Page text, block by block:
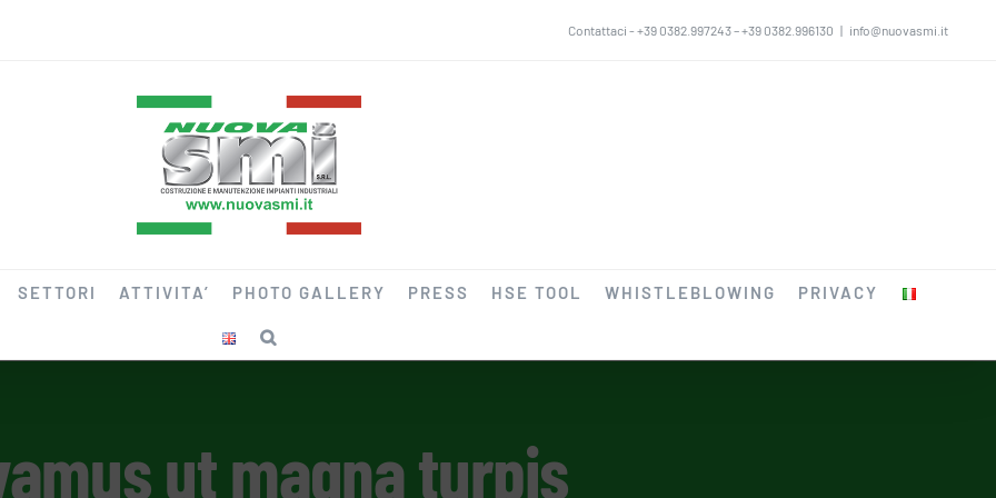
Contattaci - +39 0382.997243 – +39 0382.996130 | info@nuovasmi.it
SETTORI ATTIVITA’ PHOTO GALLERY PRESS HSE TOOL WHISTLEBLOWING PRIVACY
ut magna turpis